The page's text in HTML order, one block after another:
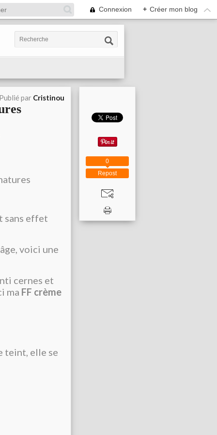
Connexion + Créer mon blog
Publié par Cristinou
sans effet
voici une
cernes et
ma FF crème
teint, elle se
Repost
0